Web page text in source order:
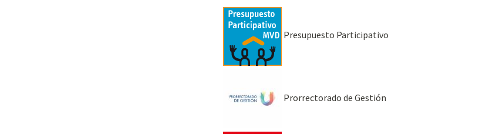
Presupuesto Participativo
Prorrectorado de Gestión